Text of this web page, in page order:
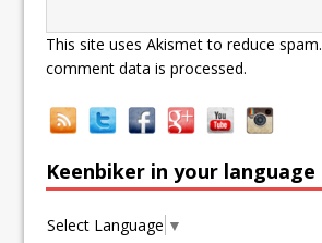
This site uses Akismet to reduce spam.
comment data is processed.
Keenbiker in your language
Select Language ▼